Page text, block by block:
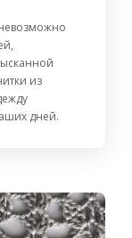
из
дней.